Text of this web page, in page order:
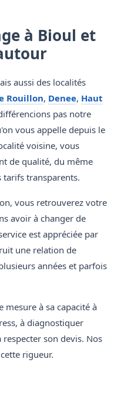
à Bioul et
aussi des localités
Rouillon, Denee, Haut
pas notre
vous appelle depuis le
voisine, vous
de qualité, du même
transparents.
vous retrouverez votre
avoir à changer de
est appréciée par
une relation de
années et parfois
mesure à sa capacité à
à diagnostiquer
son devis. Nos
rigueur.